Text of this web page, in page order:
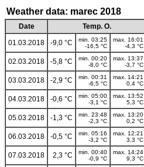
Weather data: marec 2018
Date Temp. O.
01.03.2018
-9,0 °C
min. 03:25
-16,5 °C
max. 16:01
-4,3 °C
02.03.2018 -5,8 °C
min. 00:20
-8,0 °C
max. 13:37
-3,7 °C
03.03.2018 -2,9 °C
min. 00:31
-6,5 °C
max. 14:21
0,4 °C
04.03.2018 -0,6 °C
min. 05:00
-3,1 °C
max. 13:52
5,3 °C
05.03.2018 -1,3 °C
min. 23:48
-2,3 °C
max. 13:20
0,2 °C
06.03.2018 -0,5 °C
min. 05:16
-3,2 °C
max. 12:21
3,3 °C
07.03.2018 2,3 °C
min. 00:40
-0,9 °C
max. 14:24
9,3 °C